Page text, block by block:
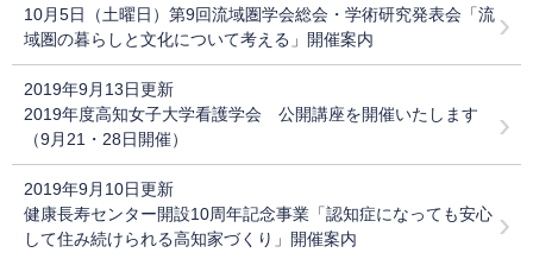
10月5日（土曜日）第9回流域圏学会総会・学術研究発表会「流
域圏の暮らしと文化について考える」開催案内
2019年9月13日更新
2019年度高知女子大学看護学会 公開講座を開催いたします
（9月21・28日開催）
2019年9月10日更新
健康長寿センター開設10周年記念事業「認知症になっても安心
して住み続けられる高知家づくり」開催案内